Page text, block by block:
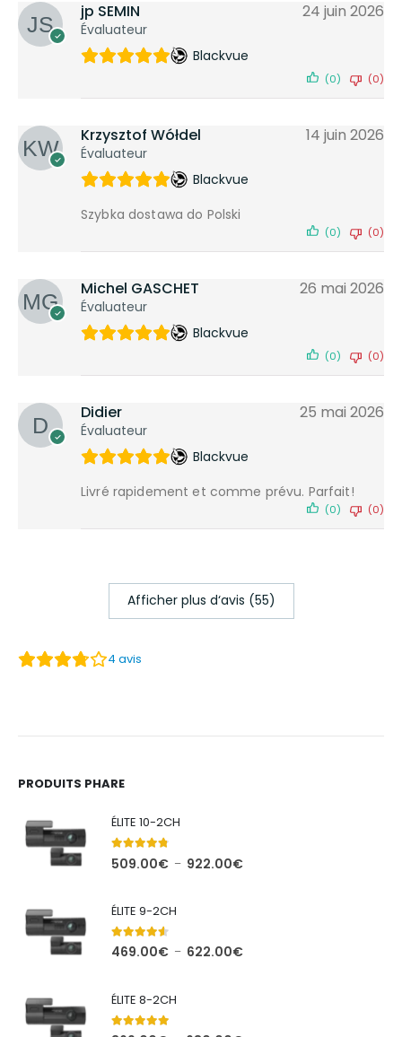
jp SEMIN
Évaluateur
24 juin 2026
Blackvue
(0) (0)
Krzysztof Wółdel
Évaluateur
14 juin 2026
Blackvue
Szybka dostawa do Polski
(0) (0)
Michel GASCHET
Évaluateur
26 mai 2026
Blackvue
(0) (0)
Didier
Évaluateur
25 mai 2026
Blackvue
Livré rapidement et comme prévu. Parfait!
(0) (0)
Afficher plus d‘avis (55)
4 avis
PRODUITS PHARE
ÉLITE 10-2CH
4.71out of 5
509.00€ – 922.00€Plage
922.00€
ÉLITE 9-2CH
4.44out of 5
469.00€ – 622.00€Plage
ÉLITE 8-2CH